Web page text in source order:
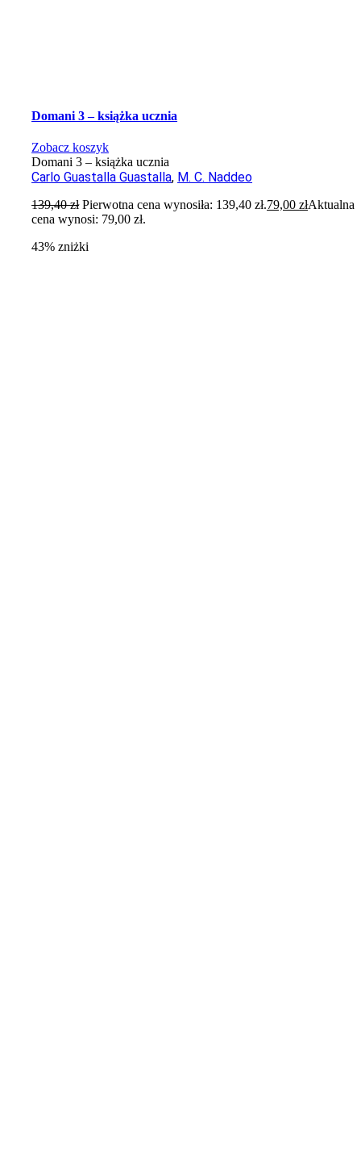
Domani 3 – książka ucznia
Zobacz koszyk
Domani 3 – książka ucznia
Carlo Guastalla Guastalla, M. C. Naddeo
139,40zł Pierwotna cena wynosiła: 139,40 zł.79,00złAktualna
cena wynosi: 79,00 zł.
43% zniżki